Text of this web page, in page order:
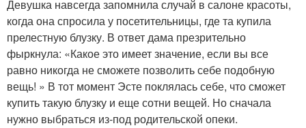
Девушка навсегда запомнила случай в салоне красоты,
когда она спросила у посетительницы, где та купила
прелестную блузку. В ответ дама презрительно
фыркнула: «Какое это имеет значение, если вы все
равно никогда не сможете позволить себе подобную
вещь! » В тот момент Эсте поклялась себе, что сможет
купить такую блузку и еще сотни вещей. Но сначала
нужно выбраться из-под родительской опеки.